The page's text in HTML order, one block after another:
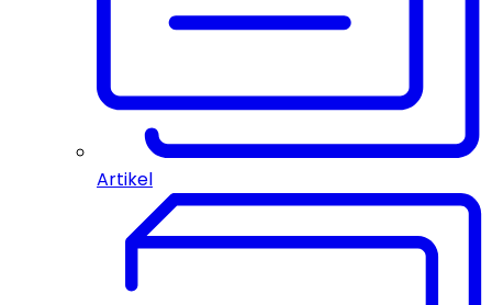
Artikel